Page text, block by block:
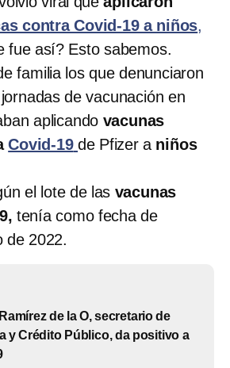
contra Covid-19 a niños,
fue así? Esto sabemos.
familia los que denunciaron
de vacunación en
aplicando vacunas
Covid-19 de Pfizer a niños
el lote de las vacunas
tenía como fecha de
de 2022.
de la O, secretario de
y Crédito Público, da positivo a